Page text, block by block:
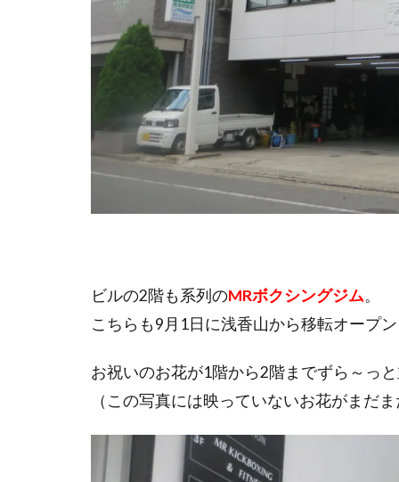
ビルの2階も系列のMRボクシングジム。
こちらも9月1日に浅香山から移転オープ
お祝いのお花が1階から2階までずら～っ
（この写真には映っていないお花がまだ